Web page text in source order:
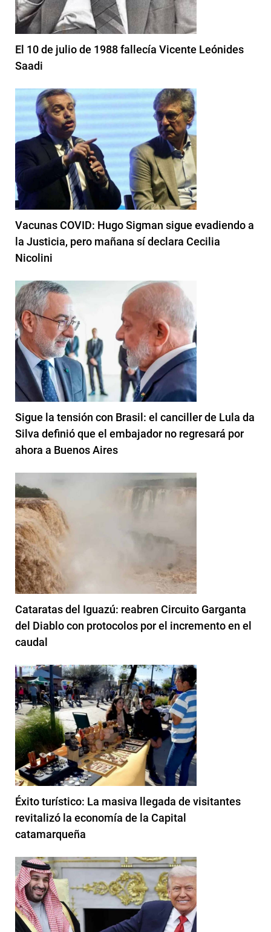
El 10 de julio de 1988 fallecía Vicente Leónides
Saadi
Vacunas COVID: Hugo Sigman sigue evadiendo a
la Justicia, pero mañana sí declara Cecilia
Nicolini
Sigue la tensión con Brasil: el canciller de Lula da
Silva definió que el embajador no regresará por
ahora a Buenos Aires
Cataratas del Iguazú: reabren Circuito Garganta
del Diablo con protocolos por el incremento en el
caudal
Éxito turístico: La masiva llegada de visitantes
revitalizó la economía de la Capital
catamarqueña